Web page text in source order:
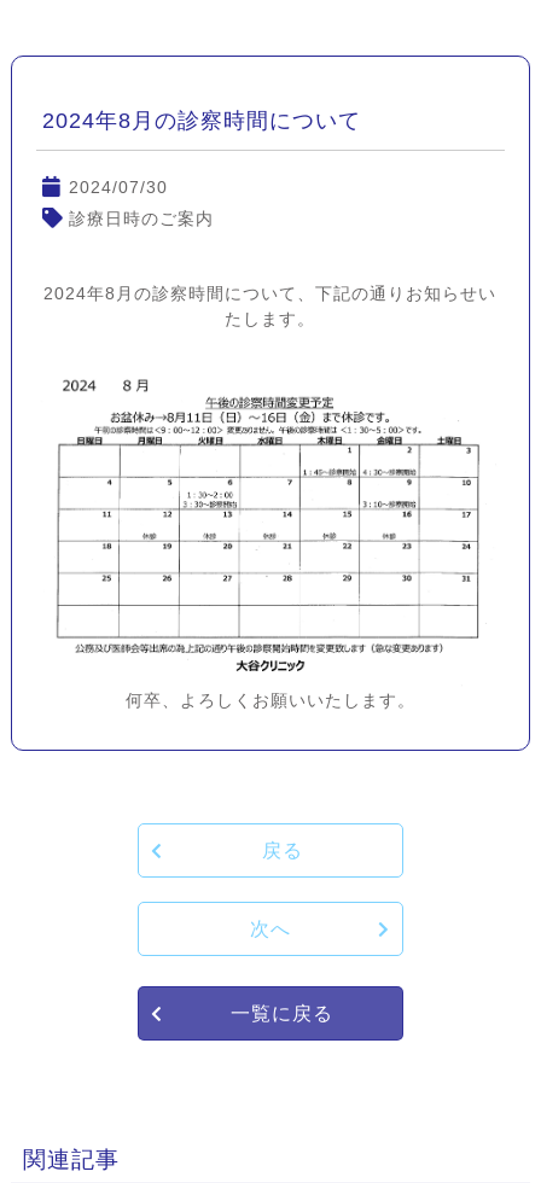
2024年8月の診察時間について
2024/07/30
診療日時のご案内
2024年8月の診察時間について、下記の通りお知らせい
たします。
何卒、よろしくお願いいたします。
戻る
次へ
一覧に戻る
関連記事